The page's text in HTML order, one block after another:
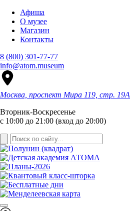
Афиша
О музее
Магазин
Контакты
8 (800) 301-77-77
info@atom.museum
Москва, проспект Мира 119, стр. 19А
Вторник-Воскресенье
с 10:00 до 21:00 (вход до 20:00)